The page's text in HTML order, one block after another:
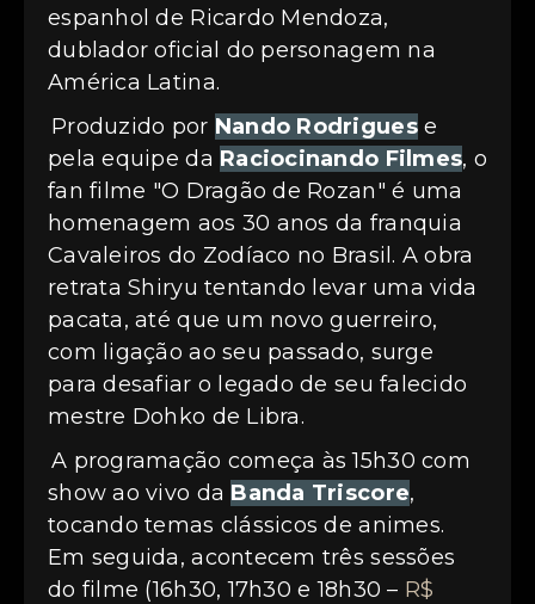
espanhol de Ricardo Mendoza,
dublador oficial do personagem na
América Latina.
Produzido por Nando Rodriguese
pela equipe da Raciocinando Filmes, o
fan filme "O Dragão de Rozan" é uma
homenagem aos 30 anos da franquia
Cavaleiros do Zodíaco no Brasil. A obra
retrata Shiryu tentando levar uma vida
pacata, até que um novo guerreiro,
com ligação ao seu passado, surge
para desafiar o legado de seu falecido
mestre Dohko de Libra.
A programação começa às 15h30 com
show ao vivo da Banda Triscore,
tocando temas clássicos de animes.
Em seguida, acontecem três sessões
do filme (16h30, 17h30 e 18h30 – R$